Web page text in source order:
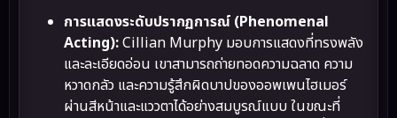
การแสดงระดับปรากฏการณ์ (Phenomenal
Acting):Cillian Murphy มอบการแสดงที่ทรงพลัง
และละเอียดอ่อน เขาสามารถถ่ายทอดความฉลาด ความ
หวาดกลัว และความรู้สึกผิดบาปของออพเพนไฮเมอร์
ผ่านสีหน้าและแววตาได้อย่างสมบูรณ์แบบ ในขณะที่